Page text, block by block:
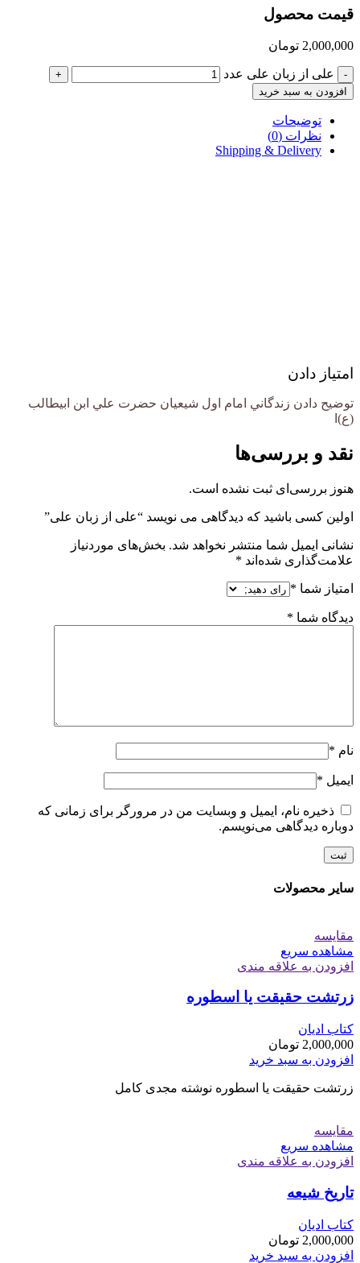
قیمت محصول
2,000,000 تومان
- علی از زبان علی عدد
+
افزودن به سبد خرید
توضیحات
نظرات (0)
Shipping & Delivery
امتیاز دادن
توضیح دادن زندگاني امام اول شيعيان حضرت علي ابن ابيطالب
(ع)ا
نقد و بررسی‌ها
هنوز بررسی‌ای ثبت نشده است.
اولین کسی باشید که دیدگاهی می نویسد “علی از زبان علی”
نشانی ایمیل شما منتشر نخواهد شد. بخش‌های موردنیاز
علامت‌گذاری شده‌اند *
امتیاز شما *
دیدگاه شما *
نام *
ایمیل *
ذخیره نام، ایمیل و وبسایت من در مرورگر برای زمانی که
دوباره دیدگاهی می‌نویسم.
سایر محصولات
مقایسه
مشاهده سریع
افزودن به علاقه مندی
زرتشت حقیقت یا اسطوره
کتاب ادیان
2,000,000 تومان
افزودن به سبد خرید
زرتشت حقیقت یا اسطوره نوشته مجدی کامل
مقایسه
مشاهده سریع
افزودن به علاقه مندی
تاریخ شیعه
کتاب ادیان
2,000,000 تومان
افزودن به سبد خرید